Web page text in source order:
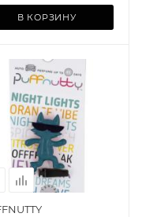
В КОРЗИНУ